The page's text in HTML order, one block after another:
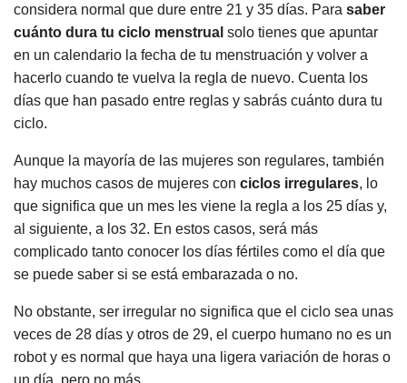
considera normal que dure entre 21 y 35 días. Para saber
cuánto dura tu ciclo menstrual solo tienes que apuntar
en un calendario la fecha de tu menstruación y volver a
hacerlo cuando te vuelva la regla de nuevo. Cuenta los
días que han pasado entre reglas y sabrás cuánto dura tu
ciclo.
Aunque la mayoría de las mujeres son regulares, también
hay muchos casos de mujeres con ciclos irregulares, lo
que significa que un mes les viene la regla a los 25 días y,
al siguiente, a los 32. En estos casos, será más
complicado tanto conocer los días fértiles como el día que
se puede saber si se está embarazada o no.
No obstante, ser irregular no significa que el ciclo sea unas
veces de 28 días y otros de 29, el cuerpo humano no es un
robot y es normal que haya una ligera variación de horas o
un día, pero no más.